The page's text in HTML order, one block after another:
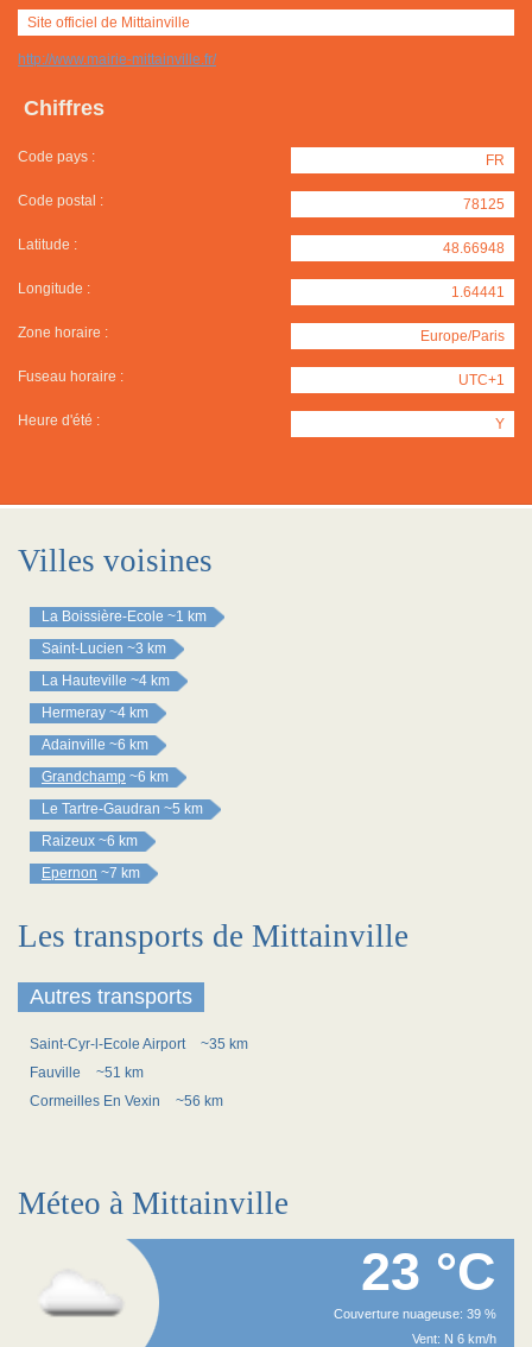
Site officiel de Mittainville
http://www.mairie-mittainville.fr/
Chiffres
Code pays : FR
Code postal : 78125
Latitude : 48.66948
Longitude : 1.64441
Zone horaire : Europe/Paris
Fuseau horaire : UTC+1
Heure d'été : Y
Villes voisines
La Boissière-Ecole ~1 km
Saint-Lucien ~3 km
La Hauteville ~4 km
Hermeray ~4 km
Adainville ~6 km
Grandchamp ~6 km
Le Tartre-Gaudran ~5 km
Raizeux ~6 km
Epernon ~7 km
Les transports de Mittainville
Autres transports
Saint-Cyr-l-Ecole Airport
~35 km
Fauville
~51 km
Cormeilles En Vexin
~56 km
Méteo à Mittainville
23 °C
Couverture nuageuse: 39 %
Vent: N 6 km/h